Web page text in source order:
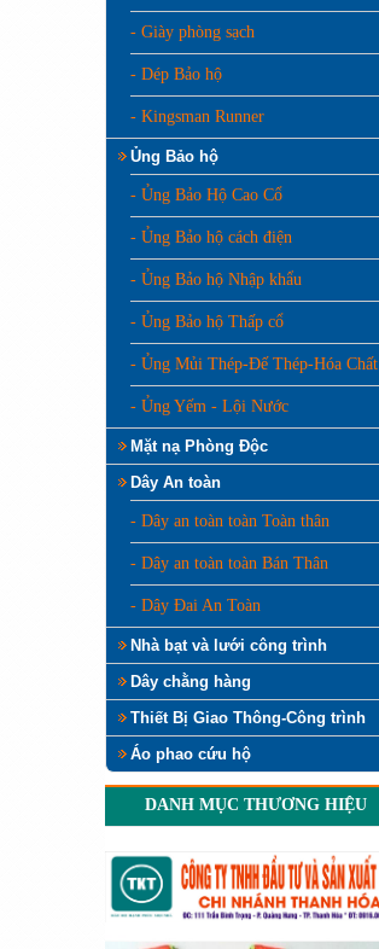
- Giày phòng sạch
- Dép Bảo hộ
- Kingsman Runner
Ủng Bảo hộ
- Ủng Bảo Hộ Cao Cổ
- Ủng Bảo hộ cách điện
- Ủng Bảo hộ Nhập khẩu
- Ủng Bảo hộ Thấp cổ
- Ủng Mủi Thép-Đế Thép-Hóa Chất
- Ủng Yếm - Lội Nước
Mặt nạ Phòng Độc
Dây An toàn
- Dây an toàn toàn Toàn thân
- Dây an toàn toàn Bán Thân
- Dây Đai An Toàn
Nhà bạt và lưới công trình
Dây chằng hàng
Thiết Bị Giao Thông-Công trình
Áo phao cứu hộ
DANH MỤC THƯƠNG HIỆU